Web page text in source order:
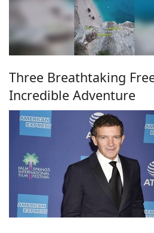
Three Breathtaking
Incredible Adventure